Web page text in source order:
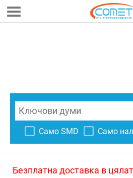
Само SMD Само
Безплатна доставка в